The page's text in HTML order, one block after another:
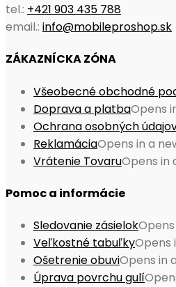
tel.: +421 903 435 788
email.: info@mobileproshop.sk
ZÁKAZNÍCKA ZÓNA
Všeobecné obchodné
Doprava a platbaOpens
Ochrana osobných
ReklamáciaOpens in a
Vrátenie TovaruOpens in
Pomoc a informácie
Sledovanie zásielok
Veľkostné tabuľkyOpens
Ošetrenie obuviOpens in
Úprava povrchu gulí